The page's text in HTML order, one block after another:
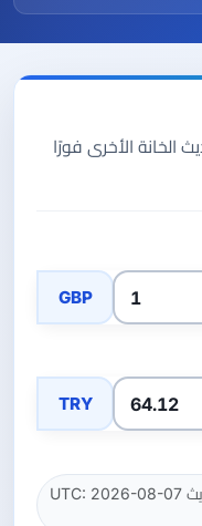
الخانة الأخرى فورًا
GBP
TRY
المصدر: open.er-api.com · آخر تحديث UTC: 2026-08-07